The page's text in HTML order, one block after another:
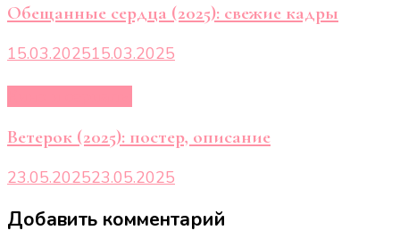
Обещанные сердца (2025): свежие кадры
15.03.202515.03.2025
Ветерок (2025): постер, описание
23.05.202523.05.2025
Добавить комментарий